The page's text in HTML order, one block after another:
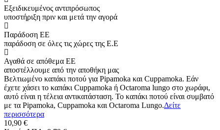
Εξειδικευμένος αντιπρόσωπος
υποστήριξη πριν και μετά την αγορά
Παράδοση ΕΕ
παράδοση σε όλες τις χώρες της Ε.Ε
Αγαθά σε απόθεμα ΕΕ
αποστέλλουμε από την αποθήκη μας
Βελτιωμένο καπάκι ποτού για Pipamoka και Cuppamoka. Εάν
έχετε χάσει το καπάκι Cuppamoka ή Octaroma lungo στο χωράφι,
αυτό είναι η τέλεια αντικατάσταση. Το καπάκι ποτού είναι συμβατό
με τα Pipamoka, Cuppamoka και Octaroma Lungo.Δείτε
περισσότερα
10,90 €